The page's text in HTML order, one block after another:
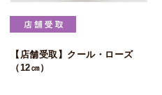
【店舗受取】クール・ローズ
（12㎝）